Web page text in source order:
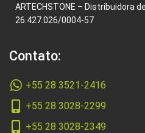
ARTECHSTONE – Distribuidora
26.427.026/0004-57
Contato:
+55 28 3521-2416
+55 28 3028-2299
+55 28 3028-2349